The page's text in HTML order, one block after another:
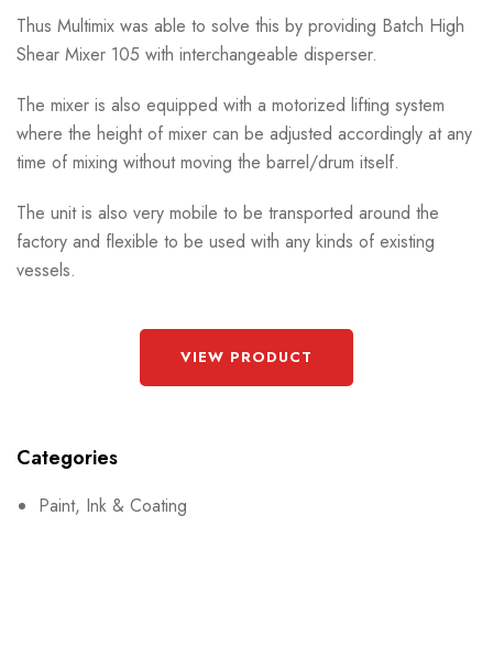
Thus Multimix was able to solve this by providing Batch High
Shear Mixer 105 with interchangeable disperser.
The mixer is also equipped with a motorized lifting system
where the height of mixer can be adjusted accordingly at any
time of mixing without moving the barrel/drum itself.
The unit is also very mobile to be transported around the
factory and flexible to be used with any kinds of existing
vessels.
VIEW PRODUCT
Categories
Paint, Ink & Coating